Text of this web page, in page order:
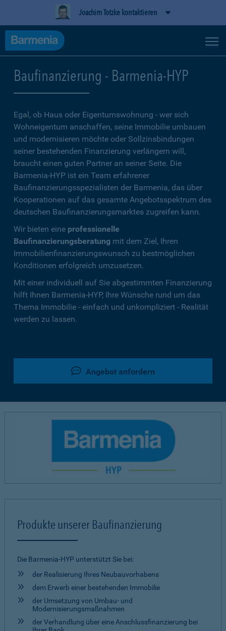
Joachim Totzke kontaktieren
Baufinanzierung - Barmenia-HYP
Egal, ob Haus oder Eigentumswohnung - wer sich
Wohneigentum anschaffen, seine Immobilie umbauen
und modernisieren möchte oder Sollzinsbindungen
seiner bestehenden Finanzierung verlängern will,
braucht einen guten Partner an seiner Seite. Die
Barmenia-HYP ist ein Team erfahrener
Baufinanzierungsspezialisten der Barmenia, das über
Kooperationen auf das gesamte Angebotsspektrum des
deutschen Baufinanzierungsmarktes zugreifen kann.
Wir bieten eine professionelle
Baufinanzierungsberatung mit dem Ziel, Ihren
Immobilienfinanzierungswunsch zu bestmöglichen
Konditionen erfolgreich umzusetzen.
Mit einer individuell auf Sie abgestimmten Finanzierung
hilft Ihnen Barmenia-HYP, Ihre Wünsche rund um das
Thema Immobilie - einfach und unkompliziert - Realität
werden zu lassen.
Angebot anfordern
Produkte unserer Baufinanzierung
Die Barmenia-HYP unterstützt Sie bei:
der Realisierung Ihres Neubauvorhabens
dem Erwerb einer bestehenden Immobilie
der Umsetzung von Umbau- und
Modernisierungsmaßnahmen
der Verhandlung über eine Anschlussfinanzierung bei